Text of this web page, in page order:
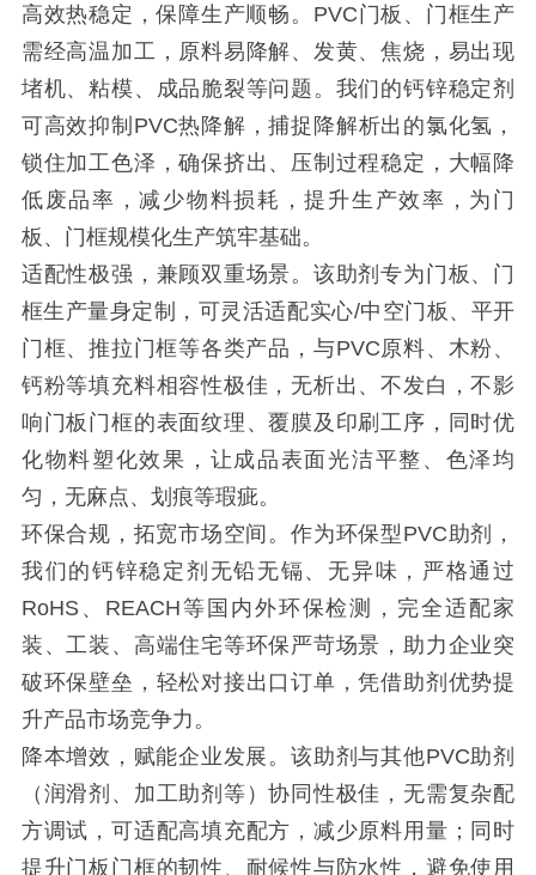
高效热稳定，保障生产顺畅。PVC门板、门框生产
需经高温加工，原料易降解、发黄、焦烧，易出现
堵机、粘模、成品脆裂等问题。我们的钙锌稳定剂
可高效抑制PVC热降解，捕捉降解析出的氯化氢，
锁住加工色泽，确保挤出、压制过程稳定，大幅降
低废品率，减少物料损耗，提升生产效率，为门
板、门框规模化生产筑牢基础。
适配性极强，兼顾双重场景。该助剂专为门板、门
框生产量身定制，可灵活适配实心/中空门板、平开
门框、推拉门框等各类产品，与PVC原料、木粉、
钙粉等填充料相容性极佳，无析出、不发白，不影
响门板门框的表面纹理、覆膜及印刷工序，同时优
化物料塑化效果，让成品表面光洁平整、色泽均
匀，无麻点、划痕等瑕疵。
环保合规，拓宽市场空间。作为环保型PVC助剂，
我们的钙锌稳定剂无铅无镉、无异味，严格通过
RoHS、REACH等国内外环保检测，完全适配家
装、工装、高端住宅等环保严苛场景，助力企业突
破环保壁垒，轻松对接出口订单，凭借助剂优势提
升产品市场竞争力。
降本增效，赋能企业发展。该助剂与其他PVC助剂
（润滑剂、加工助剂等）协同性极佳，无需复杂配
方调试，可适配高填充配方，减少原料用量；同时
提升门板门框的韧性、耐候性与防水性，避免使用